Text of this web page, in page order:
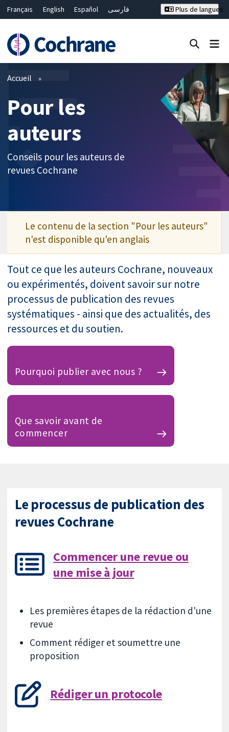
Français English Español
فارسی
Bahasa Malaysia
ไทย
繁體中文
简体中文
Plus de langues
Filtres Fermer la recherche ✖
Accueil
Pour les
auteurs
Conseils pour les auteurs de
revues Cochrane
Le contenu de la section "Pour les auteurs"
n'est disponible qu'en anglais
Tout ce que les auteurs Cochrane, nouveaux
ou expérimentés, doivent savoir sur notre
processus de publication des revues
systématiques - ainsi que des actualités, des
ressources et du soutien.
Pourquoi publier avec nous ?
Que savoir avant de
commencer
Le processus de publication des
revues Cochrane
Commencer une revue ou
une mise à jour
Les premières étapes de la rédaction d'une
revue
Comment rédiger et soumettre une
proposition
Rédiger un protocole